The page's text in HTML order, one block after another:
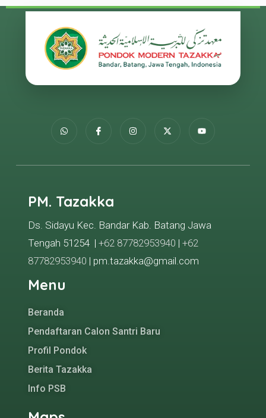
PM. Tazakka
Ds. Sidayu Kec. Bandar Kab. Batang Jawa
Tengah 51254 | +62 87782953940 | +62
87782953940 | pm.tazakka@gmail.com
Menu
Beranda
Pendaftaran Calon Santri Baru
Profil Pondok
Berita Tazakka
Info PSB